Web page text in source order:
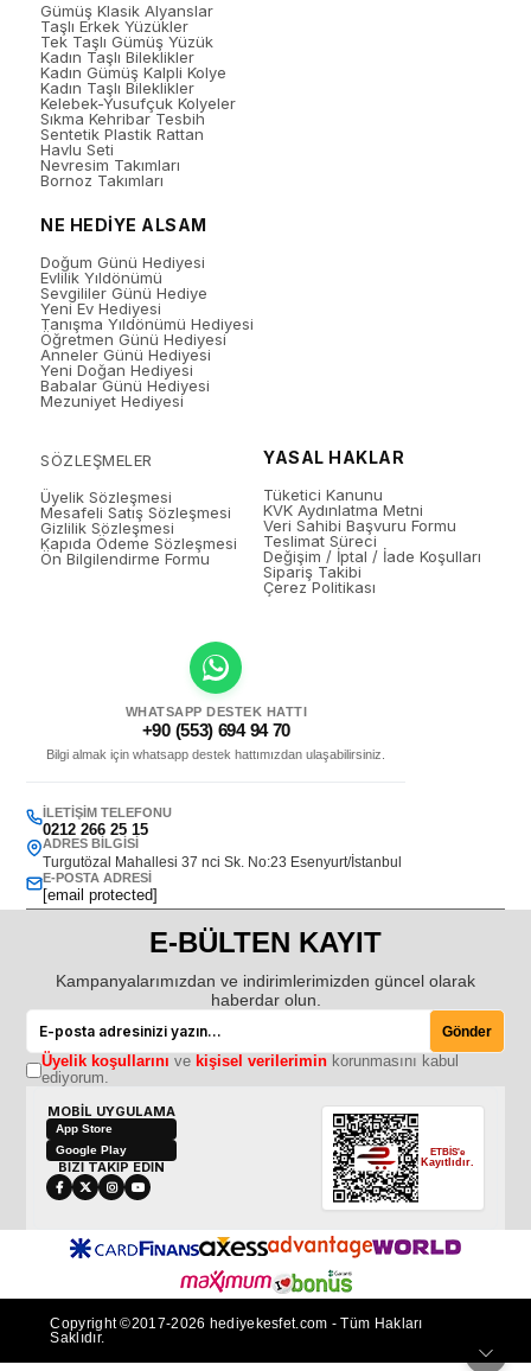
Gümüş Klasik Alyanslar
Taşlı Erkek Yüzükler
Tek Taşlı Gümüş Yüzük
Kadın Taşlı Bileklikler
Kadın Gümüş Kalpli Kolye
Kadın Taşlı Bileklikler
Kelebek-Yusufçuk Kolyeler
Sıkma Kehribar Tesbih
Sentetik Plastik Rattan
Havlu Seti
Nevresim Takımları
Bornoz Takımları
NE HEDİYE ALSAM
Doğum Günü Hediyesi
Evlilik Yıldönümü
Sevgililer Günü Hediye
Yeni Ev Hediyesi
Tanışma Yıldönümü Hediyesi
Öğretmen Günü Hediyesi
Anneler Günü Hediyesi
Yeni Doğan Hediyesi
Babalar Günü Hediyesi
Mezuniyet Hediyesi
SÖZLEŞMELER
Üyelik Sözleşmesi
Mesafeli Satış Sözleşmesi
Gizlilik Sözleşmesi
Kapıda Ödeme Sözleşmesi
Ön Bilgilendirme Formu
YASAL HAKLAR
Tüketici Kanunu
KVK Aydınlatma Metni
Veri Sahibi Başvuru Formu
Teslimat Süreci
Değişim / İptal / İade Koşulları
Sipariş Takibi
Çerez Politikası
WHATSAPP DESTEK HATTI
+90 (553) 694 94 70
Bilgi almak için whatsapp destek hattımızdan ulaşabilirsiniz.
İLETIŞIM TELEFONU
0212 266 25 15
ADRES BILGISI
Turgutözal Mahallesi 37 nci Sk. No:23 Esenyurt/İstanbul
E-POSTA ADRESI
[email protected]
E-BÜLTEN KAYIT
Kampanyalarımızdan ve indirimlerimizden güncel olarak
haberdar olun.
Gönder
Üyelik koşullarını ve kişisel verileriminkorunmasını kabul
ediyorum.
MOBİL UYGULAMA
App Store
Google Play
BİZİ TAKİP EDİN
ETBİS'e
Kayıtlıdır.
Copyright ©2017-2026 hediyekesfet.com - Tüm Hakları
Saklıdır.